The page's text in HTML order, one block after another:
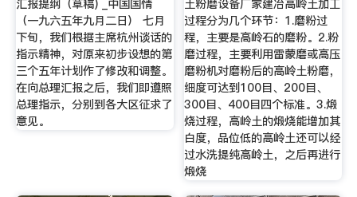
汇报提纲（草稿) _中国国情
（一九六五年九月二日） 七月
下旬，我们根据主席杭州谈话的
指示精神，对原来初步设想的第
三个五年计划作了修改和调整。
在向总理汇报之后，我们即遵照
总理指示，分别到各大区征求了
意见。
土粉磨设备厂家建冶高岭土加工
过程分为几个环节：1.磨粉过
程，主要是高岭石的磨粉。2.粉
磨过程，主要利用雷蒙磨或高压
磨粉机对磨粉后的高岭土粉磨，
细度可达到100目、200目、
300目、400目四个标准。3.煅
烧过程，高岭土的煅烧能增加其
白度，品位低的高岭土还可以经
过水洗提纯高岭土，之后再进行
煅烧